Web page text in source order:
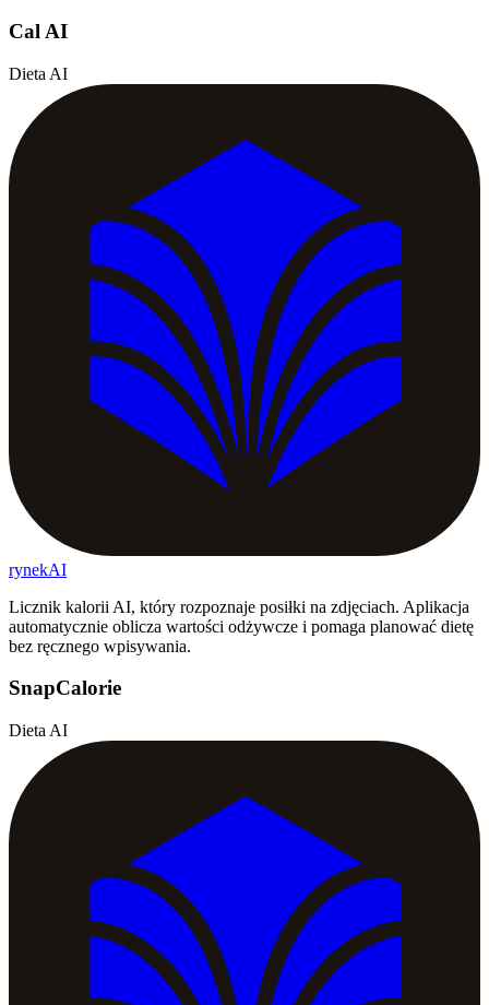
Cal AI
Dieta AI
rynekAI
Licznik kalorii AI, który rozpoznaje posiłki na zdjęciach. Aplikacja
automatycznie oblicza wartości odżywcze i pomaga planować dietę
bez ręcznego wpisywania.
SnapCalorie
Dieta AI